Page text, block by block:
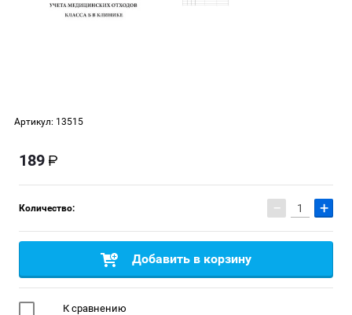
Артикул: 13515
189
Количество: − +
Добавить в корзину
К сравнению